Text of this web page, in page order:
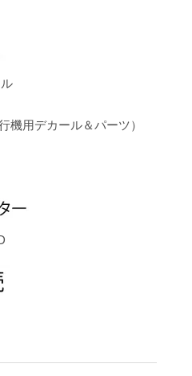
機用デカール＆パーツ）